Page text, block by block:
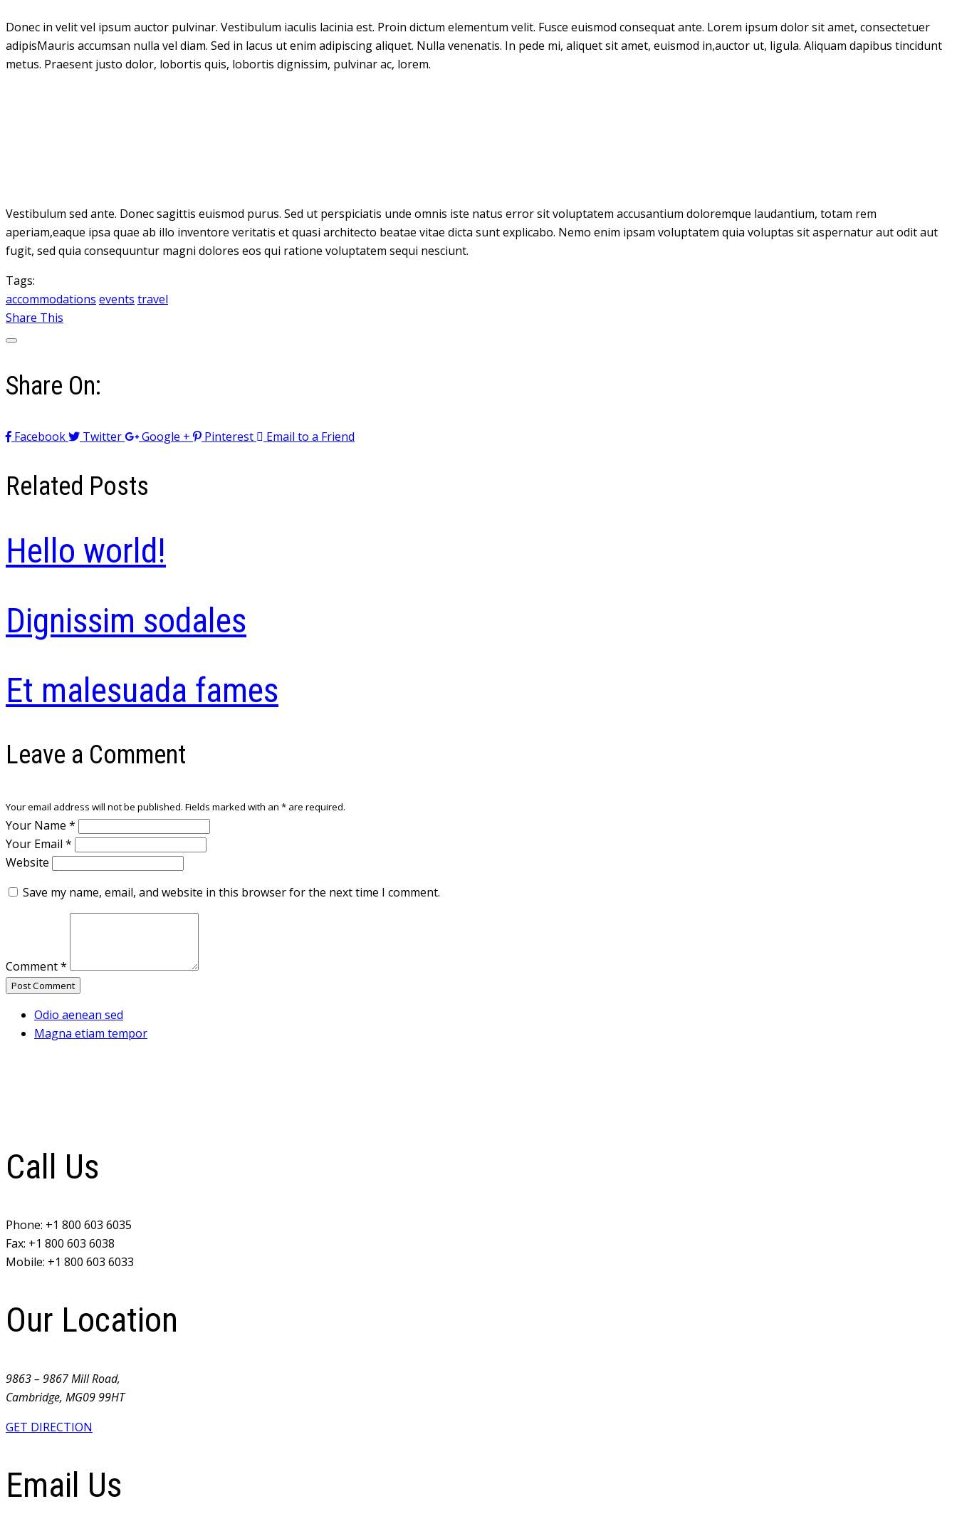
Donec in velit vel ipsum auctor pulvinar. Vestibulum iaculis lacinia est. Proin dictum elementum velit. Fusce euismod consequat ante. Lorem ipsum dolor sit amet, consectetuer
adipisMauris accumsan nulla vel diam. Sed in lacus ut enim adipiscing aliquet. Nulla venenatis. In pede mi, aliquet sit amet, euismod in,auctor ut, ligula. Aliquam dapibus tincidunt
metus. Praesent justo dolor, lobortis quis, lobortis dignissim, pulvinar ac, lorem.
Vestibulum sed ante. Donec sagittis euismod purus. Sed ut perspiciatis unde omnis iste natus error sit voluptatem accusantium doloremque laudantium, totam rem
aperiam,eaque ipsa quae ab illo inventore veritatis et quasi architecto beatae vitae dicta sunt explicabo. Nemo enim ipsam voluptatem quia voluptas sit aspernatur aut odit aut
fugit, sed quia consequuntur magni dolores eos qui ratione voluptatem sequi nesciunt.
Tags:
accommodations events travel
Share This
Share On:
Facebook Twitter Google + Pinterest Email to a Friend
Related Posts
Hello world!
Dignissim sodales
Et malesuada fames
Leave a Comment
Your email address will not be published. Fields marked with an * are required.
Your Name *
Your Email *
Website
Save my name, email, and website in this browser for the next time I comment.
Comment*
Post Comment
Odio aenean sed
Magna etiam tempor
Call Us
Phone: +1 800 603 6035
Fax: +1 800 603 6038
Mobile: +1 800 603 6033
Our Location
9863 – 9867 Mill Road,
Cambridge, MG09 99HT
GET DIRECTION
Email Us